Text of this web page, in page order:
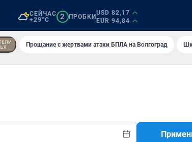
СЕЙЧАС
+29°C
2 ПРОБКИ
USD 82,17
EUR 94,84
Прощание с жертвами атаки БПЛА на Волгоград